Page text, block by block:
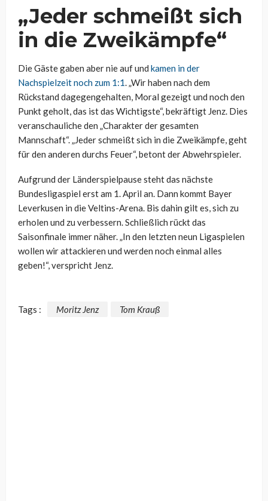
„Jeder schmeißt sich
in die Zweikämpfe“
Die Gäste gaben aber nie auf und kamen in der
Nachspielzeit noch zum 1:1. „Wir haben nach dem
Rückstand dagegengehalten, Moral gezeigt und noch den
Punkt geholt, das ist das Wichtigste“, bekräftigt Jenz. Dies
veranschauliche den „Charakter der gesamten
Mannschaft“. „Jeder schmeißt sich in die Zweikämpfe, geht
für den anderen durchs Feuer“, betont der Abwehrspieler.
Aufgrund der Länderspielpause steht das nächste
Bundesligaspiel erst am 1. April an. Dann kommt Bayer
Leverkusen in die Veltins-Arena. Bis dahin gilt es, sich zu
erholen und zu verbessern. Schließlich rückt das
Saisonfinale immer näher. „In den letzten neun Ligaspielen
wollen wir attackieren und werden noch einmal alles
geben!“, verspricht Jenz.
Tags : Moritz Jenz Tom Krauß